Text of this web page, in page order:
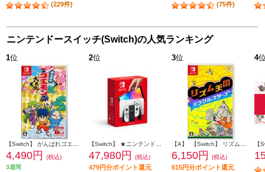
(229件) (75件)
ニンテンドースイッチ(Switch)の人気ランキング
1位
【Switch】 がんばれゴエモン大集合！
4,490円
(税込)
3週間
2位
【Switch】 ★ニンテンドースイッチ本体 Nintendo Switch（有機ELモデル） Joy-Con(L)/(R) ホワイト
47,980円 (税込)
479円分ポイント還元
3位
【A】 【Switch】 リズム天国 ミラクルスターズ
6,150円 (税込)
615円分ポイント還元
4